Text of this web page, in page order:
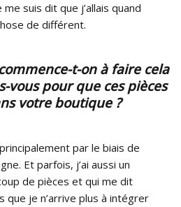
suis dit que j’allais quand
de différent.
t-on à faire cela
vous pour que ces pièces
votre boutique ?
par le biais de
Et parfois, j’ai aussi un
de pièces et qui me dit
que je n’arrive plus à intégrer